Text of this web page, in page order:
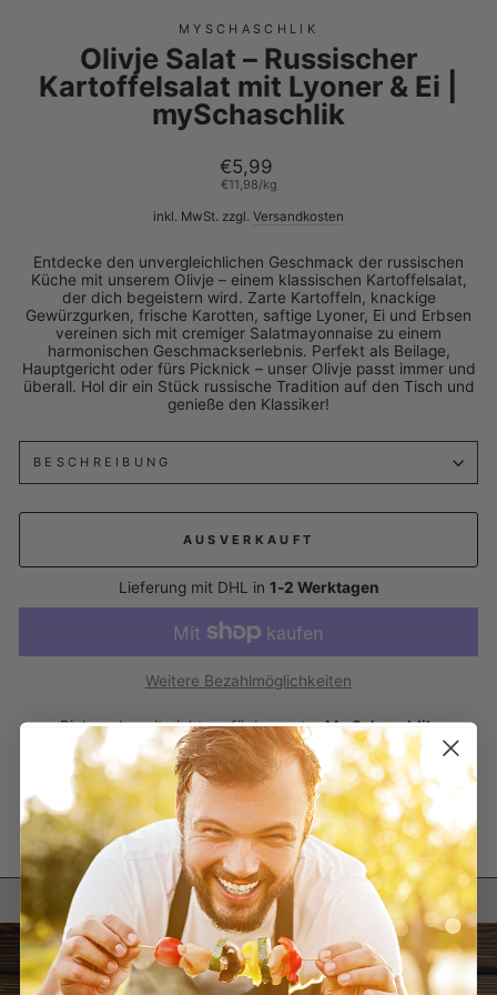
MYSCHASCHLIK
Olivje Salat – Russischer
Kartoffelsalat mit Lyoner & Ei |
mySchaschlik
Normaler
Preis
€5,99
€11,98/kg
inkl. MwSt. zzgl. Versandkosten
Entdecke den unvergleichlichen Geschmack der russischen
Küche mit unserem Olivje – einem klassischen Kartoffelsalat,
der dich begeistern wird. Zarte Kartoffeln, knackige
Gewürzgurken, frische Karotten, saftige Lyoner, Ei und Erbsen
vereinen sich mit cremiger Salatmayonnaise zu einem
harmonischen Geschmackserlebnis. Perfekt als Beilage,
Hauptgericht oder fürs Picknick – unser Olivje passt immer und
überall. Hol dir ein Stück russische Tradition auf den Tisch und
genieße den Klassiker!
BESCHREIBUNG
AUSVERKAUFT
Lieferung mit DHL in 1-2 Werktagen
Weitere Bezahlmöglichkeiten
Pickup derzeit nicht verfügbar unterMy Schaschlik
Teilen
Auf
Facebook
teilen
Auf
X
twittern
Pinnen
Auf
Pinterest
pinnen